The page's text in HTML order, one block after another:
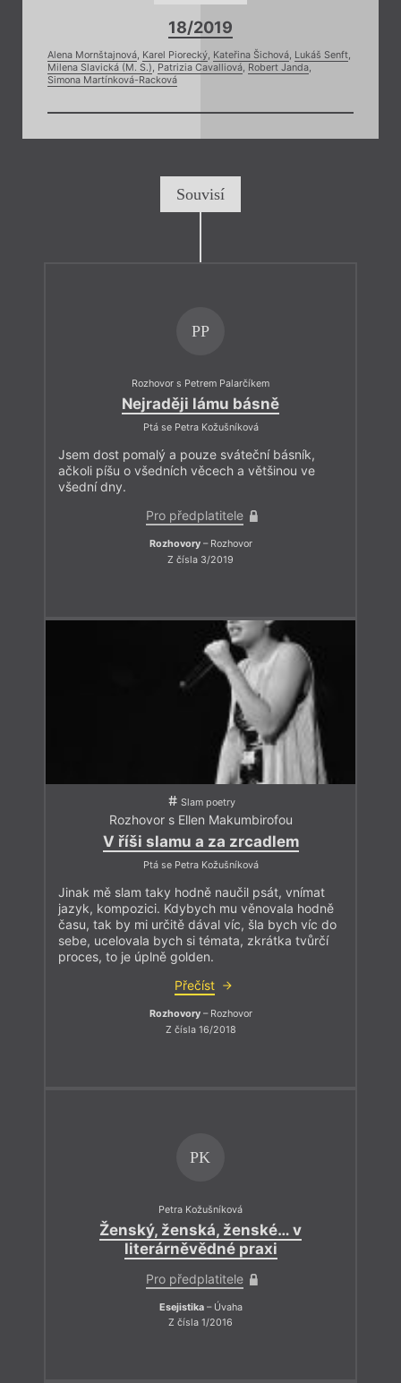
18/2019
Alena Mornštajnová, Karel Piorecký, Kateřina Šichová, Lukáš Senft,
Milena Slavická (M. S.), Patrizia Cavalliová, Robert Janda,
Simona Martínková-Racková
Souvisí
PP
Rozhovor s Petrem Palarčíkem
Nejraději lámu básně
Ptá se Petra Kožušníková
Jsem dost pomalý a pouze sváteční básník,
ačkoli píšu o všedních věcech a většinou ve
všední dny.
Pro předplatitele
Rozhovory– Rozhovor
Z čísla 3/2019
Slam poetry
Rozhovor s Ellen Makumbirofou
V říši slamu a za zrcadlem
Ptá se Petra Kožušníková
Jinak mě slam taky hodně naučil psát, vnímat
jazyk, kompozici. Kdybych mu věnovala hodně
času, tak by mi určitě dával víc, šla bych víc do
sebe, ucelovala bych si témata, zkrátka tvůrčí
proces, to je úplně golden.
Přečíst
Rozhovory– Rozhovor
Z čísla 16/2018
PK
Petra Kožušníková
Ženský, ženská, ženské… v
literárněvědné praxi
Pro předplatitele
Esejistika– Úvaha
Z čísla 1/2016